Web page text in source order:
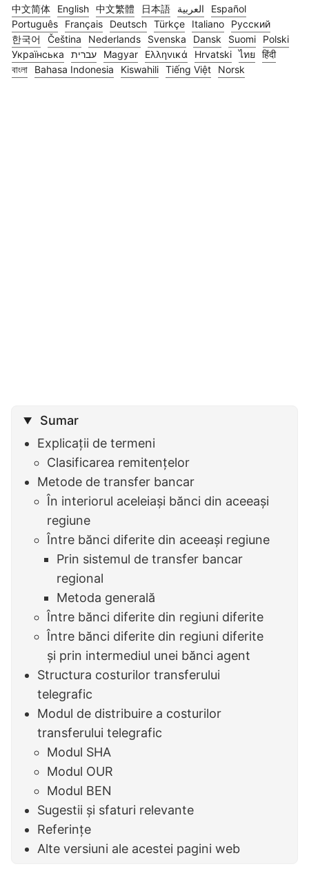
中文简体
English 中文繁體 日本語 العربية
Español
Português
Français Deutsch Türkçe Italiano
Русский
한국어
Čeština Nederlands Svenska Dansk Suomi
Polski
Українська
עברית Magyar Ελληνικά Hrvatski ไทย
हिंदी
বাংলা
Bahasa Indonesia Kiswahili Tiếng Việt Norsk
Sumar
Explicații de termeni
Clasificarea remitențelor
Metode de transfer bancar
În interiorul aceleiași bănci din aceeași
regiune
Între bănci diferite din aceeași regiune
Prin sistemul de transfer bancar
regional
Metoda generală
Între bănci diferite din regiuni diferite
Între bănci diferite din regiuni diferite
și prin intermediul unei bănci agent
Structura costurilor transferului
telegrafic
Modul de distribuire a costurilor
transferului telegrafic
Modul SHA
Modul OUR
Modul BEN
Sugestii și sfaturi relevante
Referințe
Alte versiuni ale acestei pagini web